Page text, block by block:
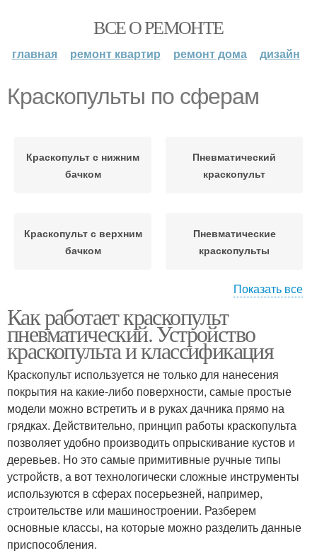
ВСЕ О РЕМОНТЕ
главная ремонт квартир ремонт дома дизайн
Краскопульты по сферам
Краскопульт с нижним
бачком
Пневматический
краскопульт
Краскопульт с верхним
бачком
Пневматические
краскопульты
Краскопульт с нижним
расположением
Показать все
Как работает краскопульт
пневматический. Устройство
краскопульта и классификация
Краскопульт используется не только для нанесения
покрытия на какие-либо поверхности, самые простые
модели можно встретить и в руках дачника прямо на
грядках. Действительно, принцип работы краскопульта
позволяет удобно производить опрыскивание кустов и
деревьев. Но это самые примитивные ручные типы
устройств, а вот технологически сложные инструменты
используются в сферах посерьезней, например,
строительстве или машиностроении. Разберем
основные классы, на которые можно разделить данные
приспособления.